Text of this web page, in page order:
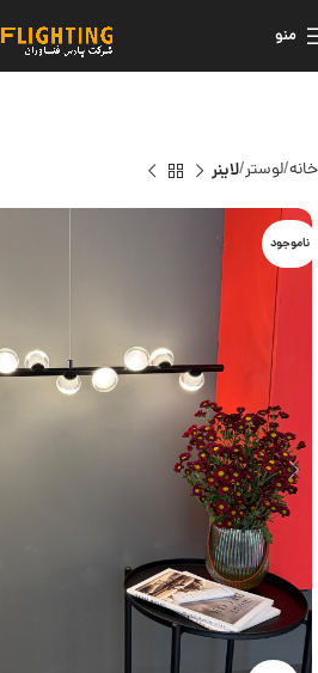
منو
خانه لوستر لاینر
ناموجود